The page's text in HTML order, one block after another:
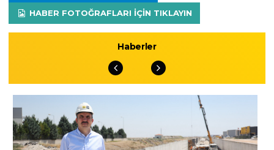
HABER FOTOĞRAFLARI IÇIN TIKLAYIN
Haberler